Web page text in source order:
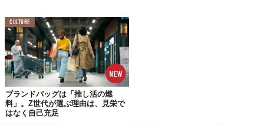
CULTURE
ブランドバッグは「推し活の燃
料」。Z世代が選ぶ理由は、見栄で
はなく自己充足